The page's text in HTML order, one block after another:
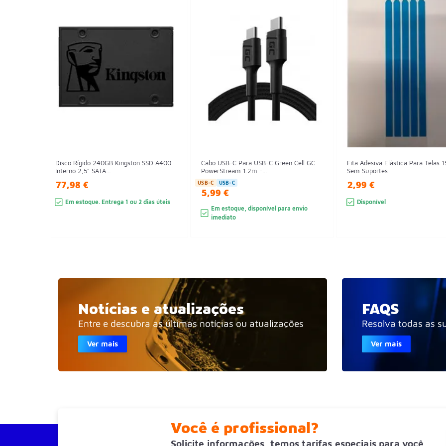
Disco Rígido 240GB Kingston SSD A400
Interno 2,5" SATA...
77,98 €
Em estoque. Entrega 1 ou 2 dias úteis
Cabo USB-C Para USB-C Green Cell GC
PowerStream 1.2m -...
USB-C USB-C
5,99 €
Em estoque, disponível para envio
imediato
Fita Adesiva Elástica Para Telas
Sem Suportes
2,99 €
Disponível
Notícias e atualizações
Entre e descubra as últimas notícias ou atualizações
Ver mais
FAQS
Resolva todas as
Ver mais
Você é profissional?
Solicite informações, temos tarifas especiais para você